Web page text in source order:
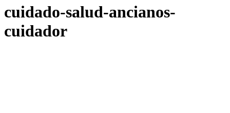
cuidado-salud-ancianos-
cuidador